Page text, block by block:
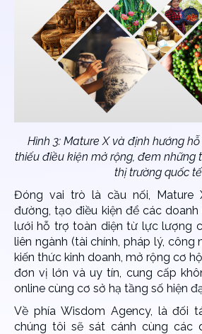
Hình 3: Mature X và định hướng
thiếu điều kiện mở rộng, đem những
thị trường quốc tế
Đóng vai trò là cầu nối, Mature
đường, tạo điều kiện để các
lưới hỗ trợ toàn diện từ lực lượng
liên ngành (tài chính, pháp lý, công
kiến thức kinh doanh, mở rộng cơ
đơn vị lớn và uy tín, cung cấp
online cùng cơ sở hạ tầng số hiện
Về phía Wisdom Agency, là đối
chúng tôi sẽ sát cánh cùng các